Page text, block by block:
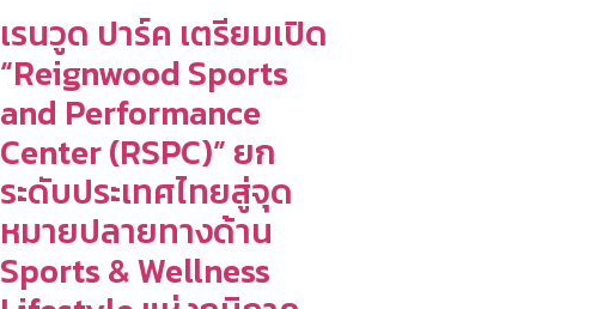
เรนวูด ปาร์ค เตรียมเปิด
“Reignwood Sports
and Performance
Center (RSPC)” ยก
ระดับประเทศไทยสู่จุด
หมายปลายทางด้าน
Sports & Wellness